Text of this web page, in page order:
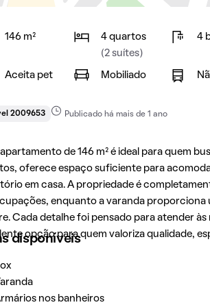
146 m²
4 quartos
(2 suítes)
4
Aceita pet Mobiliado
2009653 Publicado há mais de 1 ano
apartamento de 146 m² é ideal para quem
oferece espaço suficiente para
em casa. A propriedade é
enquanto a varanda
Cada detalhe foi pensado para atender
opção para quem valoriza qualidade,
disponíveis
nos banheiros